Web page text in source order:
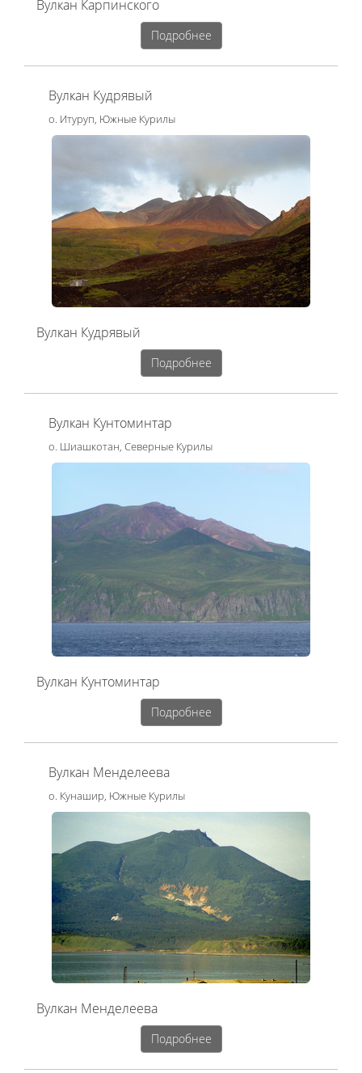
Вулкан Карпинского
Подробнее
Вулкан Кудрявый
о. Итуруп, Южные Курилы
Вулкан Кудрявый
Подробнее
Вулкан Кунтоминтар
о. Шиашкотан, Северные Курилы
Вулкан Кунтоминтар
Подробнее
Вулкан Менделеева
о. Кунашир, Южные Курилы
Вулкан Менделеева
Подробнее